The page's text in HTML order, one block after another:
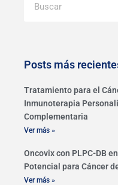
Posts más
Tratamiento para el
Inmunoterapia
Complementaria
Ver más »
Oncovix con PLPC-DB
Potencial para Cáncer
Ver más »